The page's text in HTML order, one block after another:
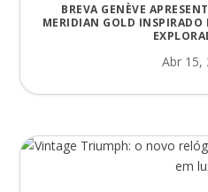
BREVA GENÈVE
MERIDIAN GOLD
Abr 15,